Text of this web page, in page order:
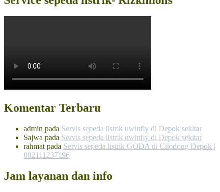
Komentar Terbaru
admin pada Servis sepeda listrik uwinfly di Depok sekitar
Sajwa pada Servis sepeda listrik uwinfly di Depok sekitar
rahmat pada Servis sepeda listrik GODA di Cilodong Depok |
082111237196
Jam layanan dan info